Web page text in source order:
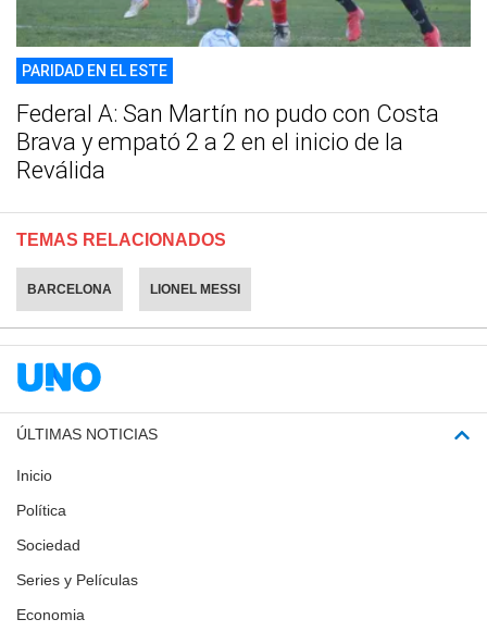
PARIDAD EN EL ESTE
Federal A: San Martín no pudo con Costa
Brava y empató 2 a 2 en el inicio de la
Reválida
TEMAS RELACIONADOS
BARCELONA LIONEL MESSI
ÚLTIMAS NOTICIAS
Inicio
Política
Sociedad
Series y Películas
Economia